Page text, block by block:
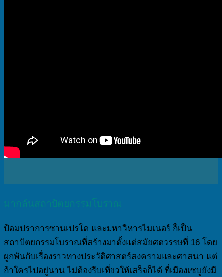
มากล้นสถาปัตยกรรมโบราณ
ป้อมปราการซานเปรโด และมหาวิหารไมเนอร์ ก็เป็น
สถาปัตยกรรมโบราณที่สร้างมาตั้งแต่สมัยศตวรรษที่ 16 โดย
ผูกพันกับเรื่องราวทางประวัติศาสตร์สงครามและศาสนา แต่
ถ้าใครไปอยู่นาน ไม่ต้องรีบเที่ยวให้เสร็จก็ได้ ที่เมืองเซบูยังมี